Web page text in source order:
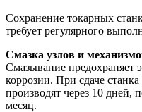
Сохранение токарных
требует регулярного
Смазка узлов и
Смазывание предохраняет
коррозии. При сдаче
производят через 10 дней,
месяц.